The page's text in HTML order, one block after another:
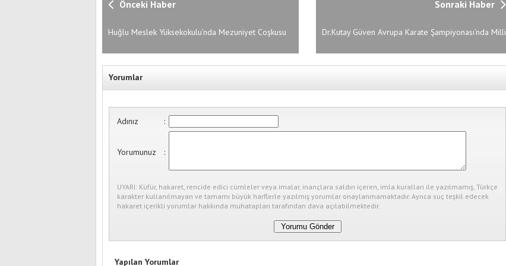
Önceki Haber
Huğlu Meslek Yüksekokulu’nda Mezuniyet Coşkusu
Sonraki Haber
Dr.Kutay Güven Avrupa Karate Şampiyonası’nda Milli
Yorumlar
Adınız :
Yorumunuz :
UYARI: Küfür, hakaret, rencide edici cümleler veya imalar, inançlara saldırı içeren, imla kuralları ile yazılmamış, Türkçe
karakter kullanılmayan ve tamamı büyük harflerle yazılmış yorumlar onaylanmamaktadır. Ayrıca suç teşkil edecek
hakaret içerikli yorumlar hakkında muhatapları tarafından dava açılabilmektedir.
Yapılan Yorumlar